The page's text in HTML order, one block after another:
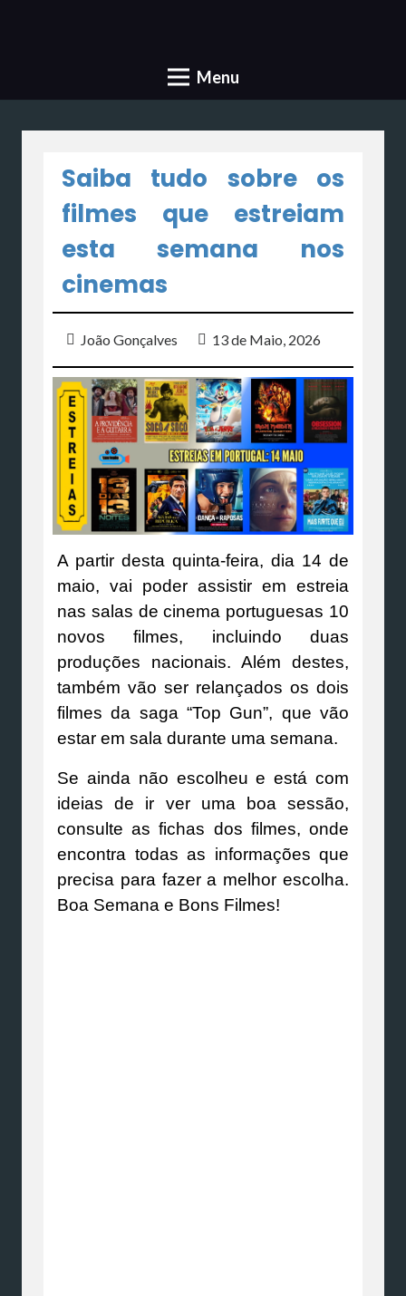
Menu
Saiba tudo sobre os
filmes que estreiam
esta semana nos
cinemas
João Gonçalves 13 de Maio, 2026
A partir desta quinta-feira, dia 14 de
maio, vai poder assistir em estreia
nas salas de cinema portuguesas 10
novos filmes, incluindo duas
produções nacionais. Além destes,
também vão ser relançados os dois
filmes da saga “Top Gun”, que vão
estar em sala durante uma semana.
Se ainda não escolheu e está com
ideias de ir ver uma boa sessão,
consulte as fichas dos filmes, onde
encontra todas as informações que
precisa para fazer a melhor escolha.
Boa Semana e Bons Filmes!